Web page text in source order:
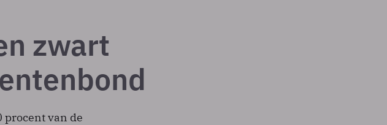
zwart
procent van de